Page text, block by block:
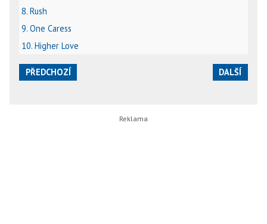
8. Rush
9. One Caress
10. Higher Love
PŘEDCHOZÍ DALŠÍ